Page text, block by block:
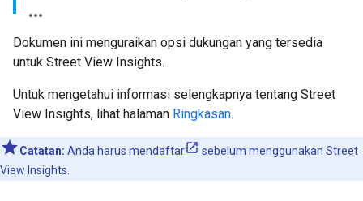
Dokumen ini menguraikan opsi dukungan yang tersedia
untuk Street View Insights.
Untuk mengetahui informasi selengkapnya tentang Street
View Insights, lihat halaman Ringkasan.
Catatan: Anda harus mendaftar
sebelum menggunakan Street
View Insights.